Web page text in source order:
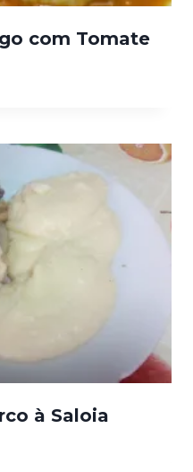
com Tomate
à Saloia